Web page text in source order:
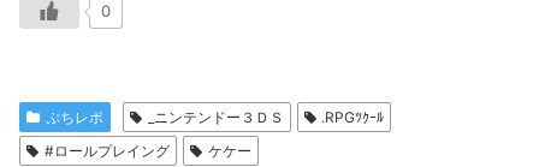
0
ぷちレポ _ニンテンドー３ＤＳ
.RPGﾂｸｰﾙ
#ロールプレイング
ケケー